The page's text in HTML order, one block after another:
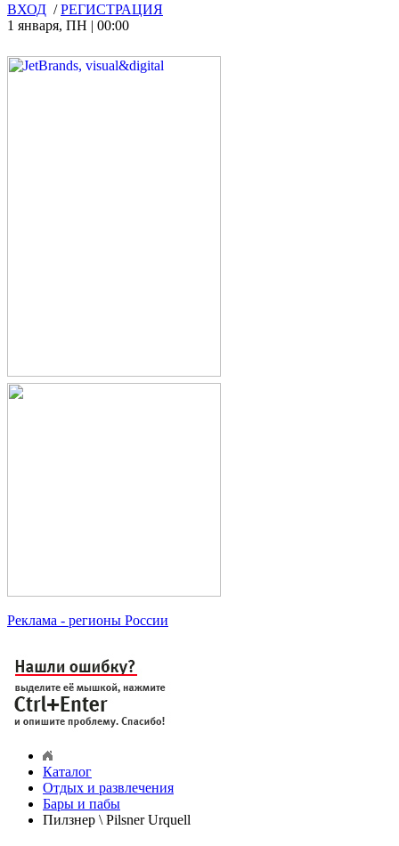
ВХОД /РЕГИСТРАЦИЯ
1 января, ПН | 00:00
Реклама - регионы России
Каталог
Отдых и развлечения
Бары и пабы
Пилзнер \ Pilsner Urquell